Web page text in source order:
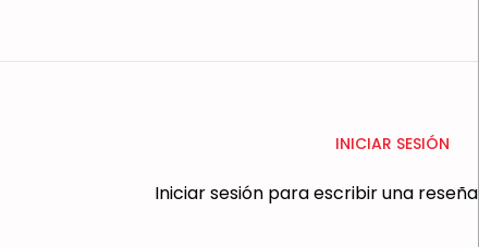
INICIAR SESIÓN
Iniciar sesión para escribir una reseña